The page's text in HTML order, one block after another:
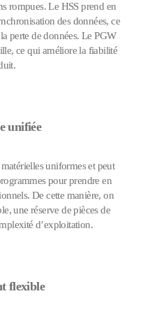
rompues. Le HSS prend en
des données, ce
perte de données. Le PGW
ce qui améliore la fiabilité
unifiée
uniformes et peut
pour prendre en
De cette manière, on
une réserve de pièces de
d’exploitation.
flexible